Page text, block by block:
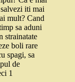
iti mai
mult? Cand
sa aduni
strainatate
boli rare
spagi, sa
de
1